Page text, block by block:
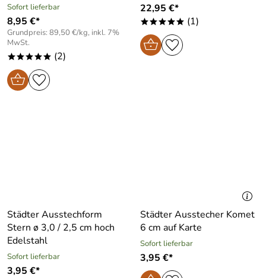
Sofort lieferbar
8,95 €*
Grundpreis: 89,50 €/kg, inkl. 7%
MwSt.
***** (2)
22,95 €*
***** (1)
Städter Ausstechform
Stern ø 3,0 / 2,5 cm hoch
Edelstahl
Sofort lieferbar
3,95 €*
Städter Ausstecher Komet
6 cm auf Karte
Sofort lieferbar
3,95 €*